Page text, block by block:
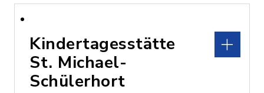
Kindertagesstätte
St. Michael-
Schülerhort